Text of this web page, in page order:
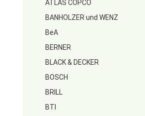
ATLAS COPCO
BANHOLZER und WENZ
BeA
BERNER
BLACK & DECKER
BOSCH
BRILL
BTI